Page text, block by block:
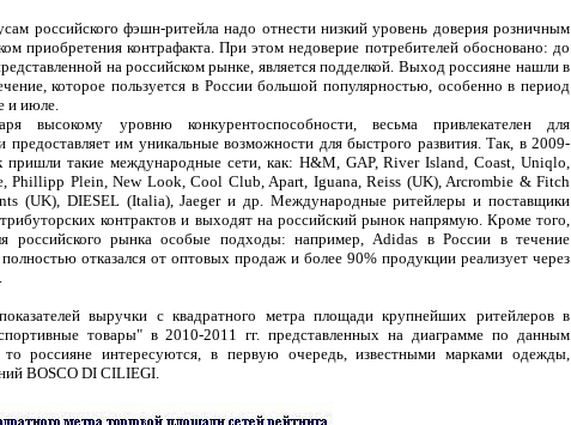
российского фэшн-ритейла надо отнести низкий уровень доверия розничным
приобретения контрафакта. При этом недоверие потребителей обосновано: до
на российском рынке, является подделкой. Выход россияне нашли в
которое пользуется в России большой популярностью, особенно в период
и июле.
высокому уровню конкурентоспособности, весьма привлекателен для
им уникальные возможности для быстрого развития. Так, в 2009-
пришли такие международные сети, как: H&M, GAP, River Island, Coast, Uniqlo,
Phillipp Plein, New Look, Cool Club, Apart, Iguana, Reiss (UK), Arcrombie & Fitch
(UK), DIESEL (Italia), Jaeger и др. Международные ритейлеры и поставщики
контрактов и выходят на российский рынок напрямую. Кроме того,
российского рынка особые подходы: например, Adidas в России в течение
отказался от оптовых продаж и более 90% продукции реализует через
выручки с квадратного метра площади крупнейших ритейлеров в
товары" в 2010-2011 гг. представленных на диаграмме по данным
россияне интересуются, в первую очередь, известными марками одежды,
BOSCO DI CILIEGI.